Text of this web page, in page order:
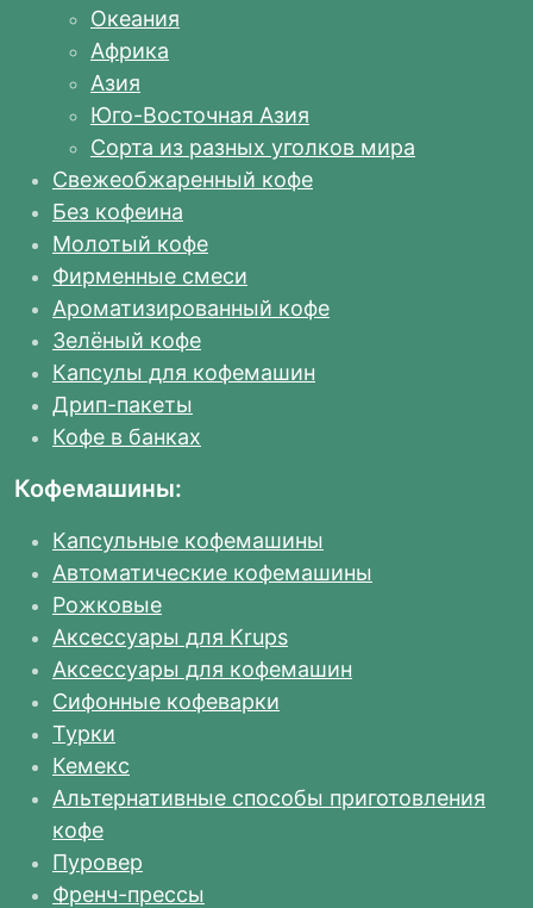
Океания
Африка
Азия
Юго-Восточная Азия
Сорта из разных уголков мира
Свежеобжаренный кофе
Без кофеина
Молотый кофе
Фирменные смеси
Ароматизированный кофе
Зелёный кофе
Капсулы для кофемашин
Дрип-пакеты
Кофе в банках
Кофемашины:
Капсульные кофемашины
Автоматические кофемашины
Рожковые
Аксессуары для Krups
Аксессуары для кофемашин
Сифонные кофеварки
Турки
Кемекс
Альтернативные способы приготовления
кофе
Пуровер
Френч-прессы